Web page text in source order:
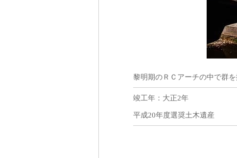
黎明期のＲＣアーチの中で群
竣工年：大正2年
平成20年度選奨土木遺産